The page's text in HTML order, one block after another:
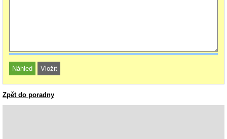
Zpět do poradny